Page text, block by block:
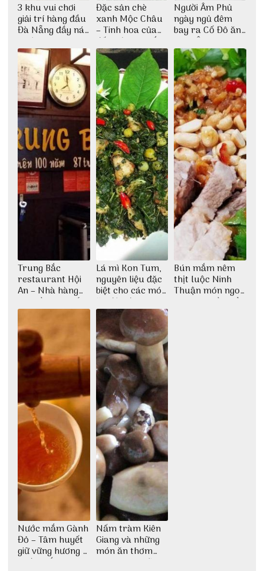
3 khu vui chơi
giải trí hàng đầu
Đà Nẵng đầy náo
nhiệt
Đặc sản chè
xanh Mộc Châu
– Tinh hoa của
đất trời Tây Bắc
Người Âm Phủ
ngày ngủ đêm
bay ra Cố Đô ăn
Cơm Âm Phủ
Huế
Trung Bắc
restaurant Hội
An – Nhà hàng
cao lầu có thiết
kế vô cùng ấn
tượng giữa lòng
phố Hội
Lá mì Kon Tum,
nguyên liệu đặc
biệt cho các món
ăn độc đáo
Bún mắm nêm
thịt luộc Ninh
Thuận món ngon
dân dã miền biển
Nước mắm Gành
Đỏ – Tâm huyết
giữ vững hương vị
nước mắm sau
Nấm tràm Kiên
Giang và những
món ăn thơm
ngon khó cưỡng